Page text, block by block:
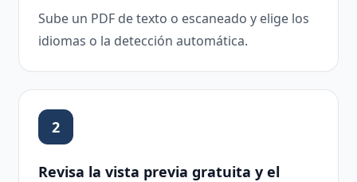
Sube un PDF de texto o escaneado y elige los
idiomas o la detección automática.
2
Revisa la vista previa gratuita y el